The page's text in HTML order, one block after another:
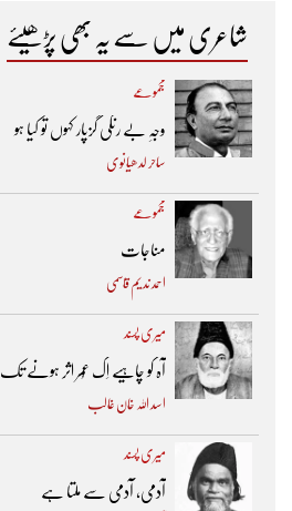
شاعری میں سے یہ بھی پڑھیئے
مجموعے
وجہِ بے رنگی گزپار کہوں تو کیا ہو
ساحر لدھیانوی
مجموعے
مناجات
احمد ندیم قاسمی
میری پسند
آہ کو چاہیے اِک عُمر اثر ہونے تک ​
اسد اللہ خان غالب
میری پسند
آدمی، آدمی سے ملتا ہے